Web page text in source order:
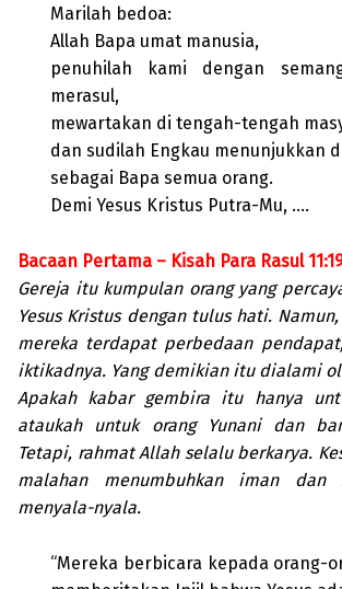
Marilah bedoa:
Allah Bapa umat manusia,
penuhilah kami dengan
merasul,
mewartakan di tengah-tengah
dan sudilah Engkau menunjukkan
sebagai Bapa semua orang.
Demi Yesus Kristus Putra-Mu, ….
Bacaan Pertama – Kisah Para Rasul
Gereja itu kumpulan orang yang
Yesus Kristus dengan tulus hati.
mereka terdapat perbedaan
iktikadnya. Yang demikian itu dialami
Apakah kabar gembira itu hanya
ataukah untuk orang Yunani dan
Tetapi, rahmat Allah selalu berkarya.
malahan menumbuhkan iman dan
menyala-nyala.
“Mereka berbicara kepada orang-